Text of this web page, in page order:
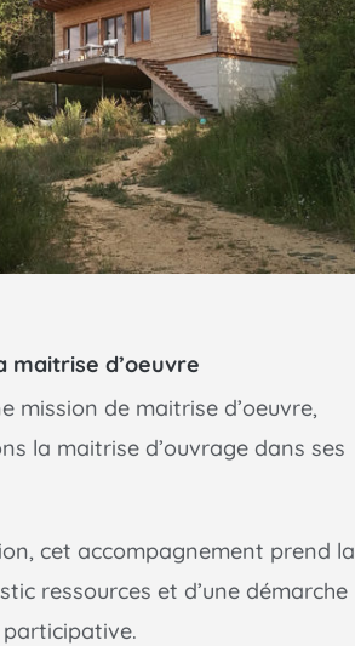
maitrise d’oeuvre
mission de maitrise d’oeuvre,
la maitrise d’ouvrage dans ses
cet accompagnement prend la
ressources et d’une démarche